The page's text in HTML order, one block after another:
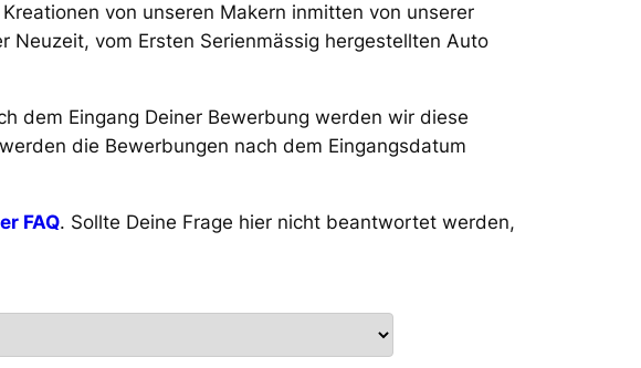
von unseren Makern inmitten von unserer
vom Ersten Serienmässig hergestellten Auto
dem Eingang Deiner Bewerbung werden wir diese
die Bewerbungen nach dem Eingangsdatum
FAQ. Sollte Deine Frage hier nicht beantwortet werden,